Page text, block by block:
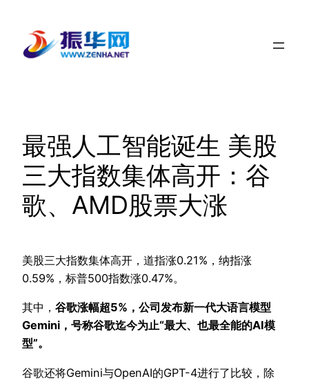
最强人工智能诞生 美股
三大指数集体高开：谷
歌、AMD股票大涨
美股三大指数集体高开，道指涨0.21%，纳指涨
0.59%，标普500指数涨0.47%。
其中， 谷歌涨幅超5%，公司发布新一代大语言模型
Gemini，号称谷歌迄今为止“最大、也最全能的AI模
型”。
谷歌还将Gemini与OpenAI的GPT-4进行了比较，除